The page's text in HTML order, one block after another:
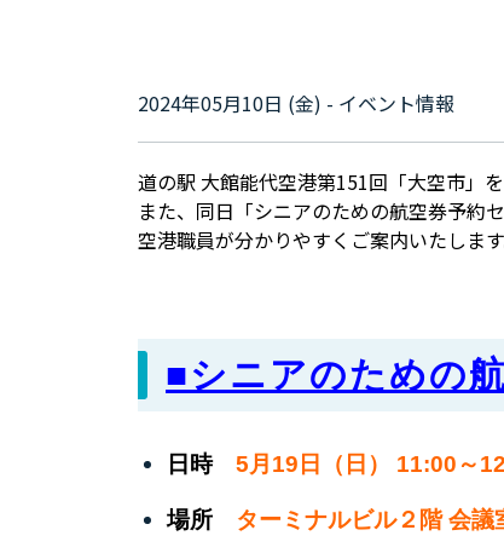
2024年05月10日 (金) - イベント情報
道の駅 大館能代空港第151回「大空市」
また、同日「シニアのための航空券予約
空港職員が分かりやすくご案内いたしま
■シニアのための
日時5月19日（日） 11:00～
場所 ターミナルビル２階 会議